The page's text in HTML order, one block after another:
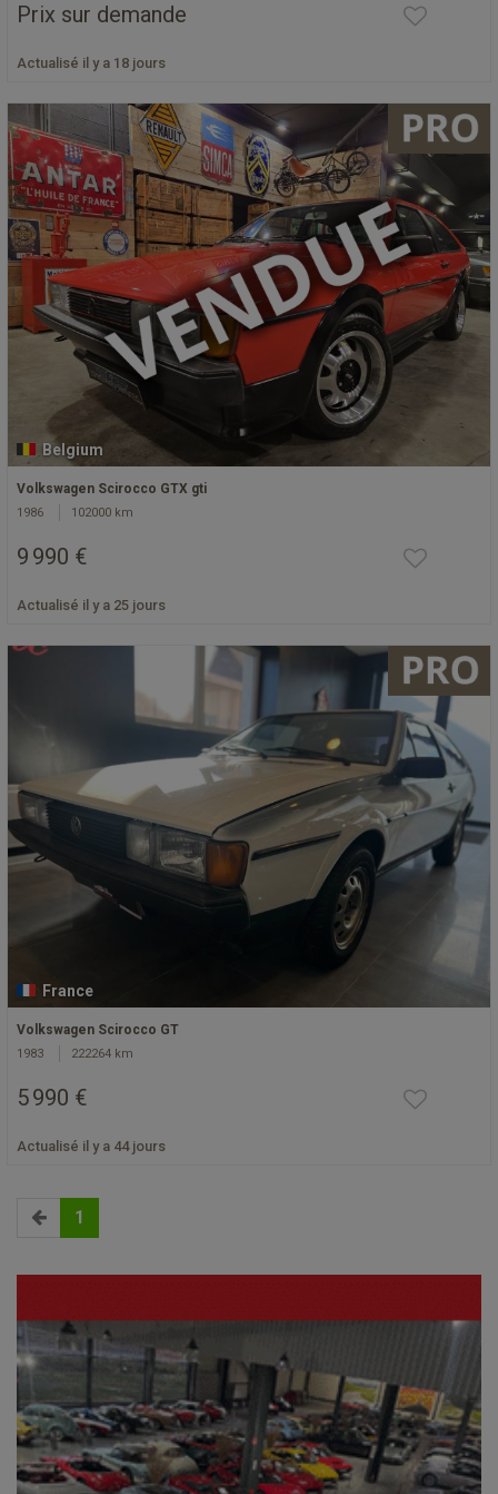
Prix sur demande
Actualisé il y a 18 jours
Belgium
Volkswagen Scirocco GTX gti
1986 102000 km
9 990 €
Actualisé il y a 25 jours
France
Volkswagen Scirocco GT
1983 222264 km
5 990 €
Actualisé il y a 44 jours
1